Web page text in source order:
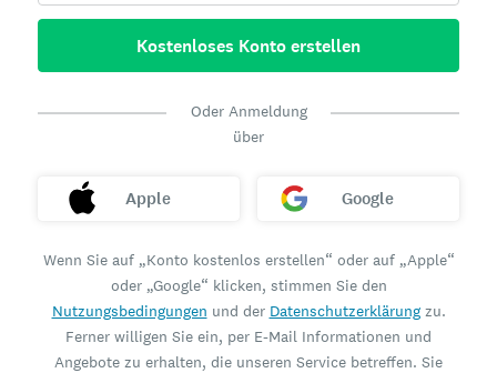
Kostenloses Konto erstellen
Oder Anmeldung
über
Apple Google
Wenn Sie auf „Konto kostenlos erstellen“ oder auf „Apple“
oder „Google“ klicken, stimmen Sie den
Nutzungsbedingungen und der Datenschutzerklärungzu.
Ferner willigen Sie ein, per E-Mail Informationen und
Angebote zu erhalten, die unseren Service betreffen. Sie